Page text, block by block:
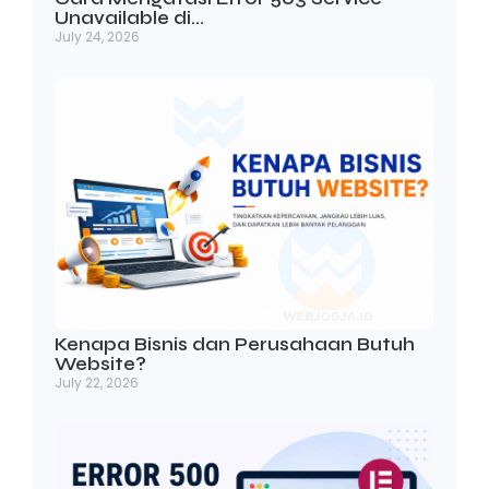
Unavailable di…
July 24, 2026
Kenapa Bisnis dan Perusahaan Butuh
Website?
July 22, 2026